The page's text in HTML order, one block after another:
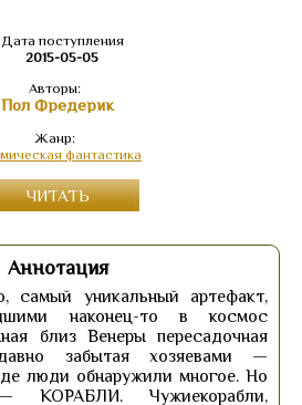
Дата поступления
2015-05-05
Авторы:
Пол Фредерик
Жанр:
фантастика
ЧИТАТЬ
Аннотация
самый уникальный артефакт,
наконец-то в космос
близ Венеры пересадочная
забытая хозяевами —
люди обнаружили многое. Но
КОРАБЛИ. Чужиекорабли,